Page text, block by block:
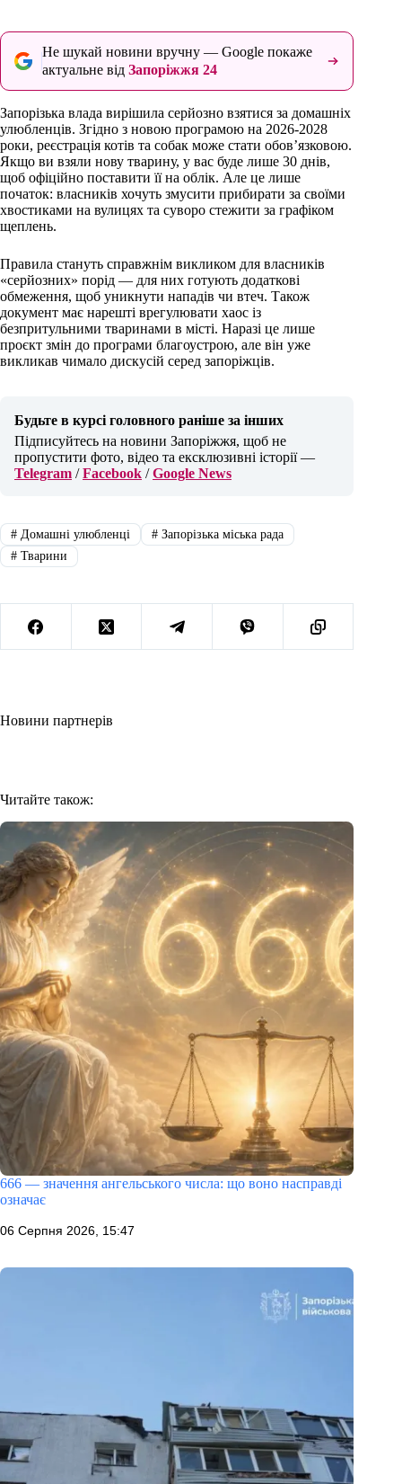
Не шукай новини вручну — Google покаже
актуальне від Запоріжжя 24
Запорізька влада вирішила серйозно взятися за домашніх
улюбленців. Згідно з новою програмою на 2026-2028
роки, реєстрація котів та собак може стати обов’язковою.
Якщо ви взяли нову тварину, у вас буде лише 30 днів,
щоб офіційно поставити її на облік. Але це лише
початок: власників хочуть змусити прибирати за своїми
хвостиками на вулицях та суворо стежити за графіком
щеплень.
Правила стануть справжнім викликом для власників
«серйозних» порід — для них готують додаткові
обмеження, щоб уникнути нападів чи втеч. Також
документ має нарешті врегулювати хаос із
безпритульними тваринами в місті. Наразі це лише
проєкт змін до програми благоустрою, але він уже
викликав чимало дискусій серед запоріжців.
Будьте в курсі головного раніше за інших
Підписуйтесь на новини Запоріжжя, щоб не
пропустити фото, відео та ексклюзивні історії —
Telegram /Facebook /Google News
#Домашні улюбленці #Запорізька міська рада
#Тварини
Новини партнерів
Читайте також:
666 — значення ангельського числа: що воно насправді
означає
06 Серпня 2026, 15:47